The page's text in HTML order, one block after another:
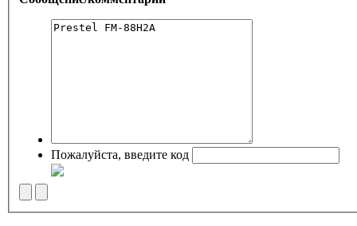
Пожалуйста, введите код